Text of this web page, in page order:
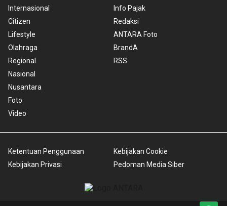
Internasional
Citizen
Lifestyle
Olahraga
Regional
Nasional
Nusantara
Foto
Video
Info Pajak
Redaksi
ANTARA Foto
BrandA
RSS
Ketentuan Penggunaan
Kebijakan Privasi
Kebijakan Cookie
Pedoman Media Siber